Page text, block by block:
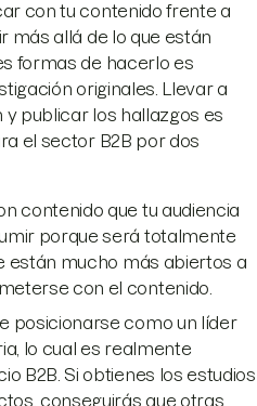
con tu contenido frente a
más allá de lo que están
formas de hacerlo es
originales. Llevar a
publicar los hallazgos es
el sector B2B por dos
contenido que tu audiencia
porque será totalmente
están mucho más abiertos a
con el contenido.
posicionarse como un líder
lo cual es realmente
B2B. Si obtienes los estudios
conseguirás que otras